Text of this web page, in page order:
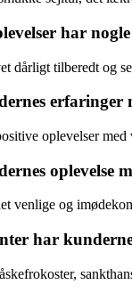
har
dårligt tilberedt og
erfaringer
oplevelser
oplevelse
venlige og
har